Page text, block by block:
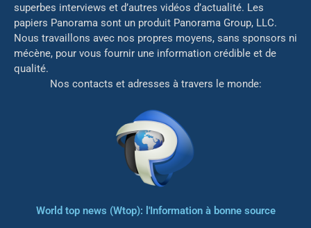
superbes interviews et d’autres vidéos d’actualité. Les
papiers Panorama sont un produit Panorama Group, LLC.
Nous travaillons avec nos propres moyens, sans sponsors ni
mécène, pour vous fournir une information crédible et de
qualité.
Nos contacts et adresses à travers le monde:
World top news (Wtop): l'Information à bonne source